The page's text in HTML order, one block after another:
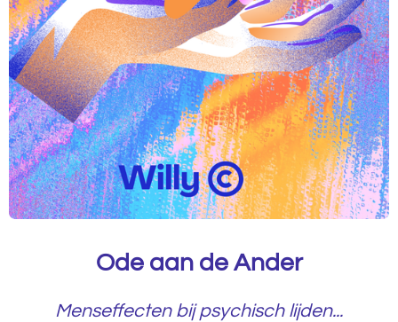
Ode aan de Ander
Menseffecten bij psychisch lijden...